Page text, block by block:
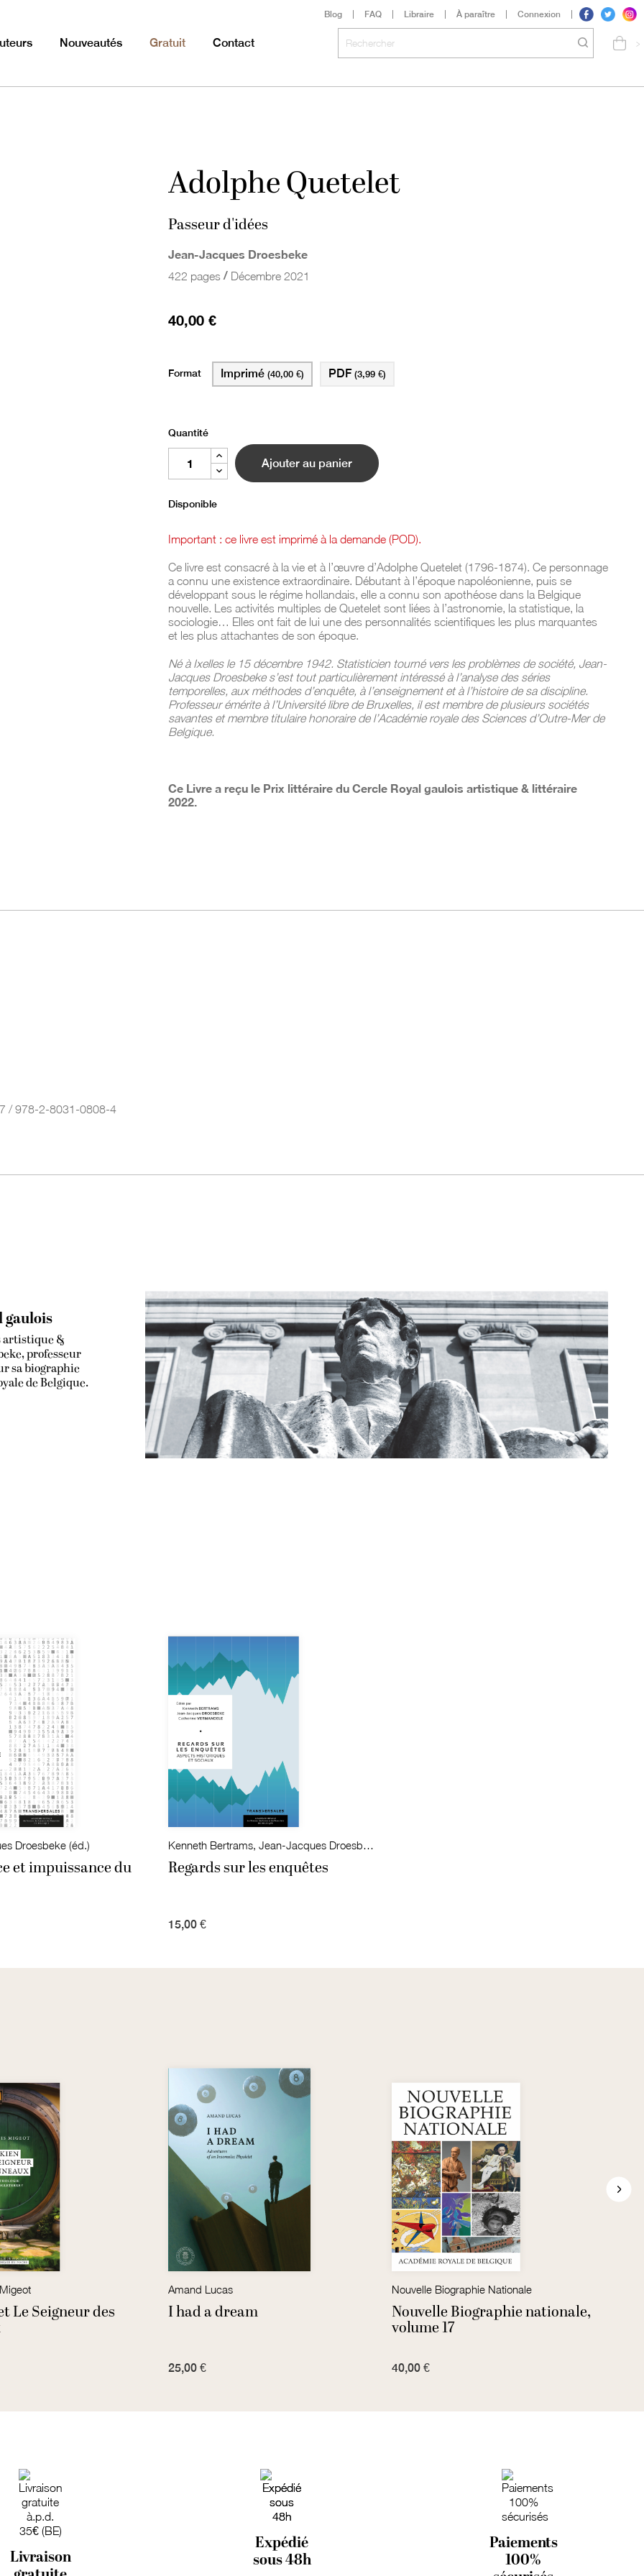
Blog FAQ Libraire À paraître Connexion
Nouveautés Gratuit Contact >
Adolphe Quetelet
Passeur d'idées
Jean-Jacques Droesbeke
422 pages / Décembre 2021
40,00 €
Format Imprimé (40,00 €) PDF (3,99 €)
Quantité
Ajouter au panier
Disponible
Important : ce livre est imprimé à la demande (POD).
Ce livre est consacré à la vie et à l’œuvre d’Adolphe Quetelet (1796-1874). Ce personnage
a connu une existence extraordinaire. Débutant à l’époque napoléonienne, puis se
développant sous le régime hollandais, elle a connu son apothéose dans la Belgique
nouvelle. Les activités multiples de Quetelet sont liées à l’astronomie, la statistique, la
sociologie… Elles ont fait de lui une des personnalités scientifiques les plus marquantes
et les plus attachantes de son époque.
Né à Ixelles le 15 décembre 1942. Statisticien tourné vers les problèmes de société, Jean-
Jacques Droesbeke s’est tout particulièrement intéressé à l’analyse des séries
temporelles, aux méthodes d’enquête, à l’enseignement et à l’histoire de sa discipline.
Professeur émérite à l’Université libre de Bruxelles, il est membre de plusieurs sociétés
savantes et membre titulaire honoraire de l’Académie royale des Sciences d’Outre-Mer de
Belgique.
Ce Livre a reçu le Prix littéraire du Cercle Royal gaulois artistique & littéraire
2022.
/ 978-2-8031-0808-4
gaulois
artistique &
professeur
sa biographie
de Belgique.
Droesbeke (éd.)
et impuissance du
Kenneth Bertrams, Jean-Jacques Droesbeke et Catherine Verwandele (éds.)
Regards sur les enquêtes
15,00 €
Le Seigneur des
Amand Lucas
I had a dream
25,00 €
Nouvelle Biographie Nationale
Nouvelle Biographie nationale,
volume 17
40,00 €
Livraison
Expédié
sous 48h
Paiements
100%